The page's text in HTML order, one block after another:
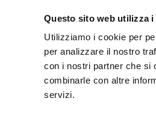
Questo sito web utilizza i
Utilizziamo i cookie per
per analizzare il nostro
con i nostri partner che si
combinarle con altre
servizi.
Uscite 10.2017
Uscite 03.2018
TOTALE
COOKIE POLICY
TERMINI E CONDIZIONI
ENGLISH BRIEF